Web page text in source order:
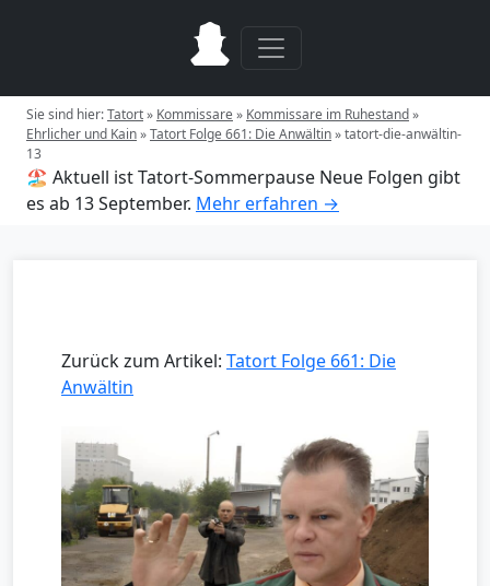
Sie sind hier:Tatort» Kommissare» Kommissare im Ruhestand»
Ehrlicher und Kain»Tatort Folge 661: Die Anwältin»tatort-die-anwältin-
13
🏖️ Aktuell ist Tatort-Sommerpause Neue Folgen gibt
es ab 13 September. Mehr erfahren →
Zurück zum Artikel: Tatort Folge 661: Die
Anwältin